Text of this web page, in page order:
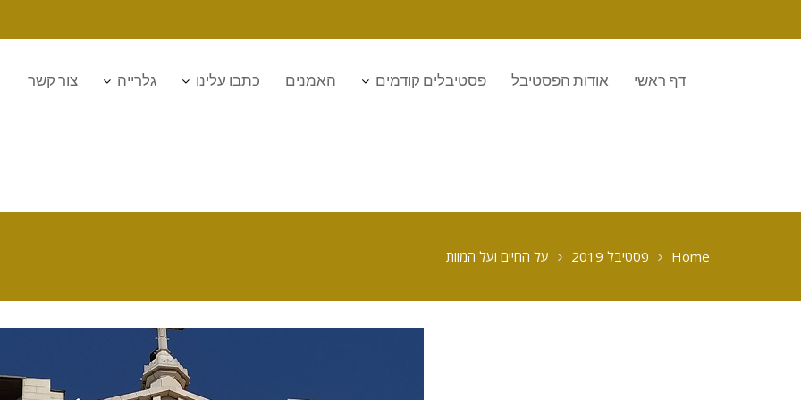
דף ראשי אודות הפסטיבל פסטיבלים קודמים האמנים כתבו עלינו גלרייה צור קשר
Home פסטיבל 2019 על החיים ועל המוות